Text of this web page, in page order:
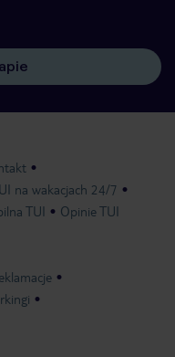
na wakacjach 24/7
TUI Opinie TUI